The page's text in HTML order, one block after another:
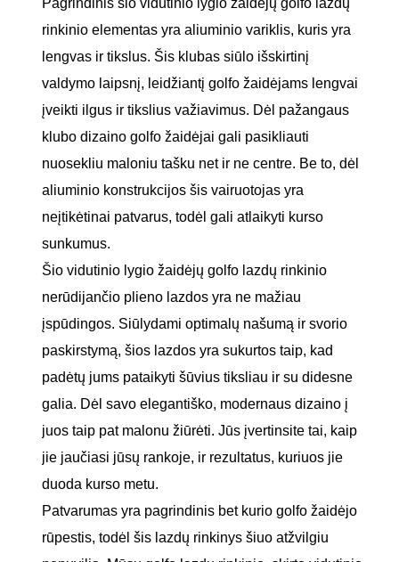
Pagrindinis šio vidutinio lygio žaidėjų golfo lazdų
rinkinio elementas yra aliuminio variklis, kuris yra
lengvas ir tikslus. Šis klubas siūlo išskirtinį
valdymo laipsnį, leidžiantį golfo žaidėjams lengvai
įveikti ilgus ir tikslius važiavimus. Dėl pažangaus
klubo dizaino golfo žaidėjai gali pasikliauti
nuosekliu maloniu tašku net ir ne centre. Be to, dėl
aliuminio konstrukcijos šis vairuotojas yra
neįtikėtinai patvarus, todėl gali atlaikyti kurso
sunkumus.
Šio vidutinio lygio žaidėjų golfo lazdų rinkinio
nerūdijančio plieno lazdos yra ne mažiau
įspūdingos. Siūlydami optimalų našumą ir svorio
paskirstymą, šios lazdos yra sukurtos taip, kad
padėtų jums pataikyti šūvius tiksliau ir su didesne
galia. Dėl savo elegantiško, modernaus dizaino į
juos taip pat malonu žiūrėti. Jūs įvertinsite tai, kaip
jie jaučiasi jūsų rankoje, ir rezultatus, kuriuos jie
duoda kurso metu.
Patvarumas yra pagrindinis bet kurio golfo žaidėjo
rūpestis, todėl šis lazdų rinkinys šiuo atžvilgiu